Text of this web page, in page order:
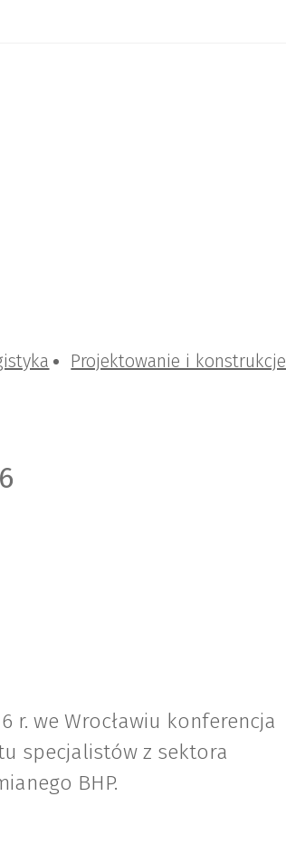
Projektowanie i konstrukcje
r. we Wrocławiu konferencja
specjalistów z sektora
BHP.